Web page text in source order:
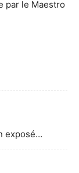
par le Maestro
exposé…